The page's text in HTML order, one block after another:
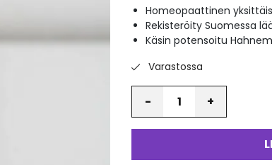
Homeopaattinen
Rekisteröity Suomessa
Käsin potensoitu
Varastossa